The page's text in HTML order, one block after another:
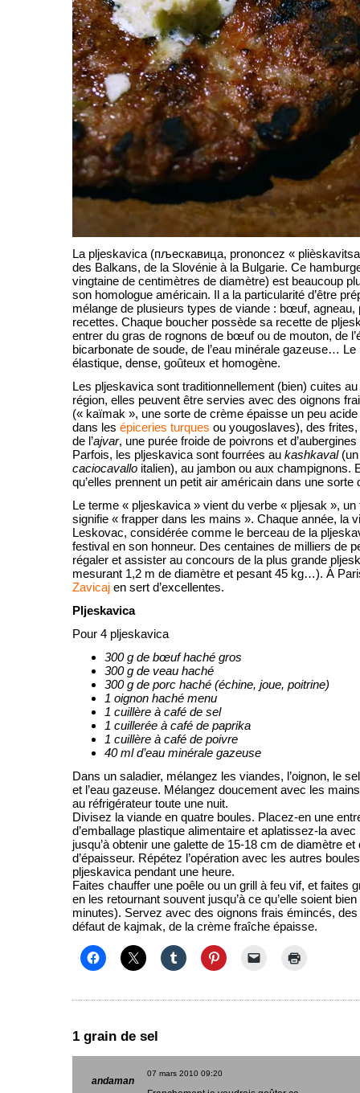
La pljeskavica (пљескавица, prononcez «
des Balkans, de la Slovénie à la Bulgarie. Ce
vingtaine de centimètres de diamètre) est beaucoup
son homologue américain. Il a la particularité d’être
mélange de plusieurs types de viande : bœuf, agneau,
recettes. Chaque boucher possède sa recette de
entrer du gras de rognons de bœuf ou de mouton, de
bicarbonate de soude, de l’eau minérale gazeuse… Le
élastique, dense, goûteux et homogène.
Les pljeskavica sont traditionnellement (bien) cuites
région, elles peuvent être servies avec des oignons
(« kaïmak », une sorte de crème épaisse un peu acide
dans les épiceries turques ou yougoslaves), des
de l’ajvar, une purée froide de poivrons et d’aubergines
Parfois, les pljeskavica sont fourrées au kashkaval(un
caciocavallo italien), au jambon ou aux champignons.
qu’elles prennent un petit air américain dans une sorte
Le terme « pljeskavica » vient du verbe « pljesak », un
signifie « frapper dans les mains ». Chaque année, la
Leskovac, considérée comme le berceau de la
festival en son honneur. Des centaines de milliers de
régaler et assister au concours de la plus grande
mesurant 1,2 m de diamètre et pesant 45 kg…). À
Zavicaj en sert d’excellentes.
Pljeskavica
Pour 4 pljeskavica
300 g de bœuf haché gros
300 g de veau haché
300 g de porc haché (échine, joue, poitrine)
1 oignon haché menu
1 cuillère à café de sel
1 cuillerée à café de paprika
1 cuillère à café de poivre
40 ml d’eau minérale gazeuse
Dans un saladier, mélangez les viandes, l’oignon, le
et l’eau gazeuse. Mélangez doucement avec les
au réfrigérateur toute une nuit.
Divisez la viande en quatre boules. Placez-en une
d’emballage plastique alimentaire et aplatissez-la
jusqu’à obtenir une galette de 15-18 cm de diamètre et
d’épaisseur. Répétez l’opération avec les autres
pljeskavica pendant une heure.
Faites chauffer une poêle ou un grill à feu vif, et faites
en les retournant souvent jusqu’à ce qu’elle soient
minutes). Servez avec des oignons frais émincés,
défaut de kajmak, de la crème fraîche épaisse.
1 grain de sel
andaman
07 mars 2010 09:20